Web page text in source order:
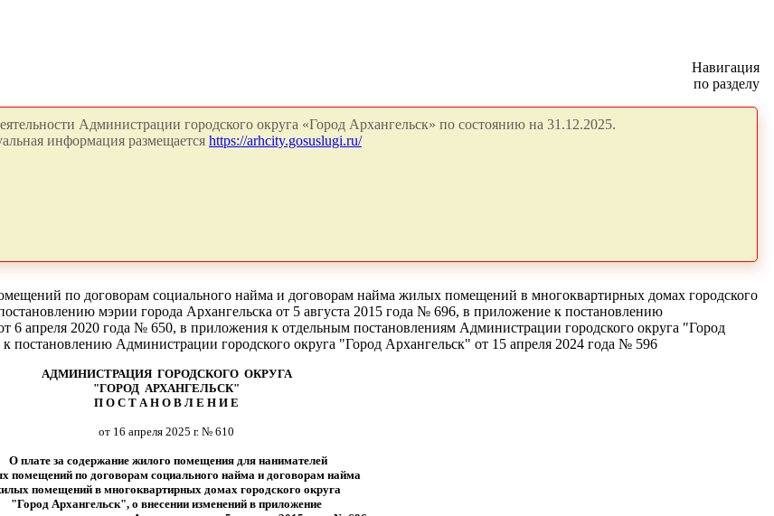
Навигация
по разделу
Администрации городского округа «Город Архангельск» по состоянию на 31.12.2025.
информация размещается https://arhcity.gosuslugi.ru/
по договорам социального найма и договорам найма жилых помещений в многоквартирных домах городского
мэрии города Архангельска от 5 августа 2015 года № 696, в приложение к постановлению
апреля 2020 года № 650, в приложения к отдельным постановлениям Администрации городского округа "Город
Администрации городского округа "Город Архангельск" от 15 апреля 2024 года № 596
АДМИНИСТРАЦИЯ ГОРОДСКОГО ОКРУГА
"ГОРОД АРХАНГЕЛЬСК"
П О С Т А Н О В Л Е Н И Е
от 16 апреля 2025 г. № 610
О плате за содержание жилого помещения для нанимателей
помещений по договорам социального найма и договорам найма
помещений в многоквартирных домах городского округа
"Город Архангельск", о внесении изменений в приложение